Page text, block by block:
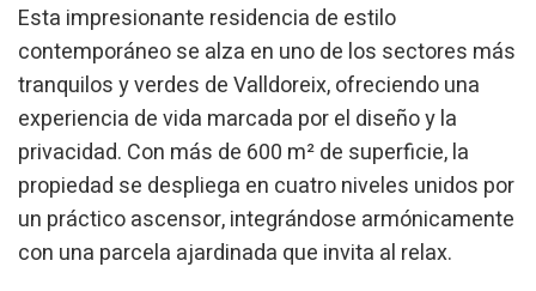
Esta impresionante residencia de estilo
contemporáneo se alza en uno de los sectores más
tranquilos y verdes de Valldoreix, ofreciendo una
experiencia de vida marcada por el diseño y la
privacidad. Con más de 600 m² de superficie, la
propiedad se despliega en cuatro niveles unidos por
un práctico ascensor, integrándose armónicamente
con una parcela ajardinada que invita al relax.